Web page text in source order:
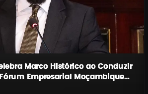
Marco Histórico ao Conduzir
Empresarial Moçambique–